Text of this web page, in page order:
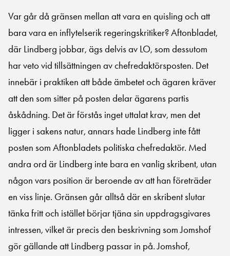
Var går då gränsen mellan att vara en quisling och att
bara vara en inflytelserik regeringskritiker? Aftonbladet,
där Lindberg jobbar, ägs delvis av LO, som dessutom
har veto vid tillsättningen av chefredaktörsposten. Det
innebär i praktiken att både ämbetet och ägaren kräver
att den som sitter på posten delar ägarens partis
åskådning. Det är förstås inget uttalat krav, men det
ligger i sakens natur, annars hade Lindberg inte fått
posten som Aftonbladets politiska chefredaktör. Med
andra ord är Lindberg inte bara en vanlig skribent, utan
någon vars position är beroende av att han företräder
en viss linje. Gränsen går alltså där en skribent slutar
tänka fritt och istället börjar tjäna sin uppdragsgivares
intressen, vilket är precis den beskrivning som Jomshof
gör gällande att Lindberg passar in på. Jomshof,